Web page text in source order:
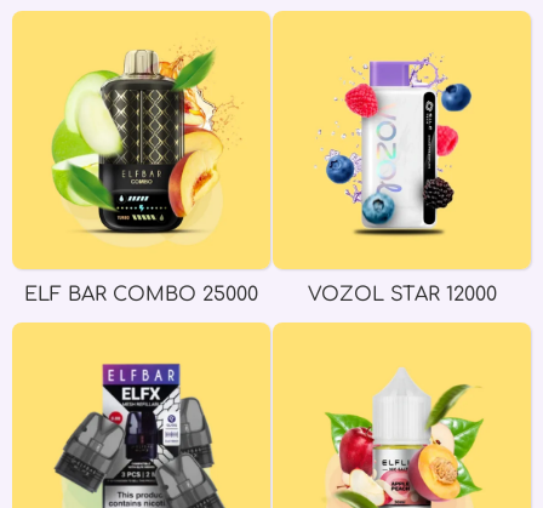
ELF BAR COMBO 25000 VOZOL STAR 12000